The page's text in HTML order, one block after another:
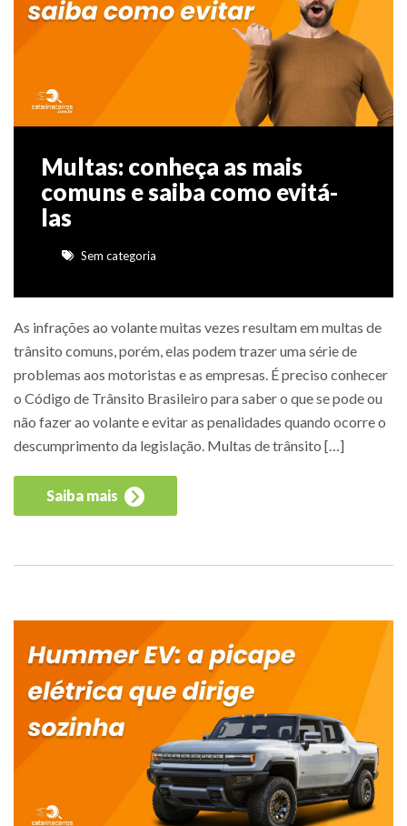
Multas: conheça as mais
comuns e saiba como evitá-
las
Sem categoria
As infrações ao volante muitas vezes resultam em multas de
trânsito comuns, porém, elas podem trazer uma série de
problemas aos motoristas e as empresas. É preciso conhecer
o Código de Trânsito Brasileiro para saber o que se pode ou
não fazer ao volante e evitar as penalidades quando ocorre o
descumprimento da legislação. Multas de trânsito […]
Saiba mais